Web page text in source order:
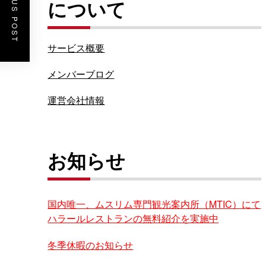
について
サービス概要
メンバーブログ
運営会社情報
お知らせ
国内唯一、ムスリム専門観光案内所（MTIC）にて
ハラールレストランの無料紹介を実施中
冬季休暇のお知らせ